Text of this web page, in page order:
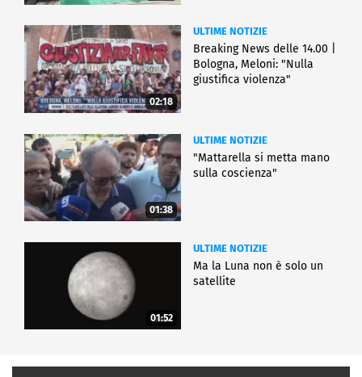
02:18
ULTIME NOTIZIE
Breaking News delle 14.00 |
Bologna, Meloni: "Nulla
giustifica violenza"
01:38
ULTIME NOTIZIE
"Mattarella si metta mano
sulla coscienza"
01:52
ULTIME NOTIZIE
Ma la Luna non è solo un
satellite